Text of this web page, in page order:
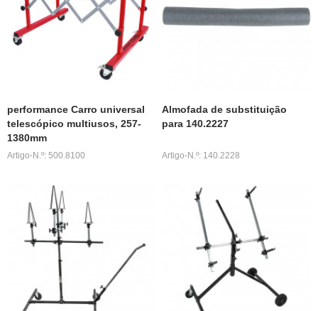
performance Carro universal
telescópico multiusos, 257-
1380mm
Artigo-N.º: 500.8100
Almofada de substituição
para 140.2227
Artigo-N.º: 140.2228